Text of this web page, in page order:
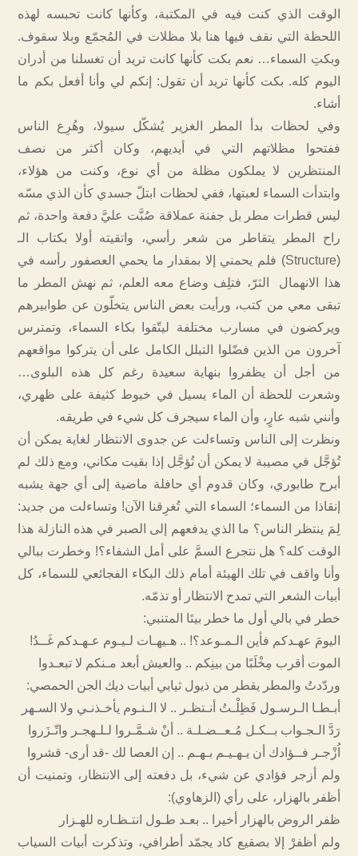
الوقت الذي كنت فيه في المكتبة، وكأنها كانت تحبسه لهذه
اللحظة التي نقف فيها هنا بلا مظلات في المُجمّع وبلا سقوف.
وبكتِ السماء… نعم بكت كأنها كانت تريد أن تغسلنا من أدران
اليوم كله. بكت كأنها تريد أن تقول: إنكم لي وأنا أفعل بكم ما
أشاء.
وفي لحظات بدأ المطر الغزير يُشكّل سيولا، وهُرِع الناس
ففتحوا مظلاتهم التي في أيديهم، وكان أكثر من نصف
المنتظرين لا يملكون مظلة من أي نوع، وكنت من هؤلاء،
وابتدأت السماء لعبتها، ففي لحظات ابتلّ جسدي كأن الذي مسّه
ليس قطرات مطر بل جفنة عملاقة صُبَّت عليَّ دفعة واحدة، ثم
راح المطر يتقاطر من شعر رأسي، واتقيته أولا بكتاب الـ
(Structure) فلم يحمني إلا بمقدار ما يحمي العصفور رأسه في
هذا الانهمال الثرّ، فتلِف وضاع معه العلم، ثم نهش المطر ما
تبقى معي من كتب، ورأيت بعض الناس يتخلّون عن طوابيرهم
ويركضون في مسارب مختلفة ليتّقوا بكاء السماء، وتمترس
آخرون من الذين فضّلوا التبلل الكامل على أن يتركوا مواقعهم
من أجل أن يظفروا بنهاية سعيدة رغم كل هذه البلوى…
وشعرت للحظة أن الماء يسيل في خيوط كثيفة على ظهري،
وأنني شبه عارٍ، وأن الماء سيجرف كل شيء في طريقه.
ونظرت إلى الناس وتساءلت عن جدوى الانتظار لغاية يمكن أن
تُؤجَّل في مصيبة لا يمكن أن تُؤجَّل إذا بقيت مكاني، ومع ذلك لم
أبرح طابوري، وكان قدوم أي حافلة ماضية إلى أي جهة يشبه
إنقاذا من السماء؛ السماء التي تُغرِقنا الآن! وتساءلت من جديد:
لِمَ ينتظر الناس؟ ما الذي يدفعهم إلى الصبر في هذه النازلة هذا
الوقت كله؟ هل نتجرع السمَّ على أمل الشفاء؟! وخطرت ببالي
وأنا واقف في تلك الهيئة أمام ذلك البكاء الفجائعي للسماء، كل
أبيات الشعر التي تمدح الانتظار أو تذمّه.
خطر في بالي أول ما خطر بيتَا المتنبي:
اليومَ عهـدكم فأين الـمـوعد؟! .. هـيهـات لـيـوم عـهـدكم غَــدُ!
الموت أقرب مِخْلَبًا من بينِكم .. والعيش أبعد مـنكم لا تبعـدوا
وردّدتُ والمطر يقطر من ذيول ثيابي أبيات ديك الجن الحمصي:
أبـطـا الـرسـول فَظِلْـتُ أنـتظـر .. لا الـنـوم يأخـذنـي ولا السـهر
رَدَّ الـجـواب بــكـل مُـعــضـلـة .. أنْ شـمَّـروا لـلـهجـر واتّـزَروا
اُزْجـر فــؤادك أن يـهـيـم بـهـم .. إن العصا لك -قد أرى- قشروا
ولم أزجر فؤادي عن شيء، بل دفعته إلى الانتظار، وتمنيت أن
أظفر بالهزار، على رأي (الزهاوي):
ظفر الروض بالهزار أخيرا .. بعـد طـول انتـظـاره للهـزار
ولم أظفرْ إلا بصقيع كاد يجمّد أطرافي، وتذكرت أبيات السياب